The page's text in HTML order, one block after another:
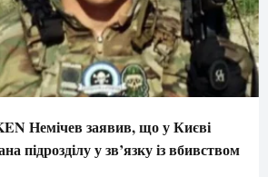
Немічев заявив, що у Києві
підрозділу у зв’язку із вбивством